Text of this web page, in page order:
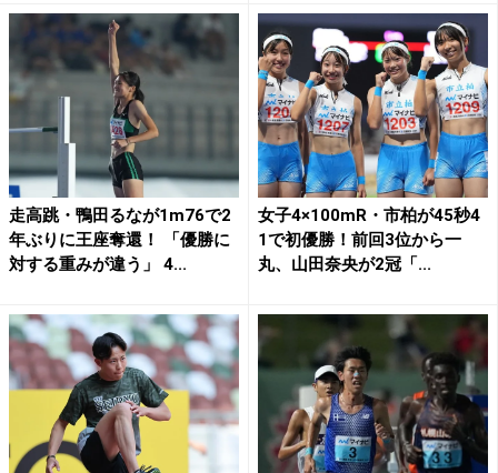
走高跳・鴨田るなが1m76で2
年ぶりに王座奪還！ 「優勝に
対する重みが違う」 4...
女子4×100mR・市柏が45秒4
1で初優勝！前回3位から一
丸、山田奈央が2冠「...